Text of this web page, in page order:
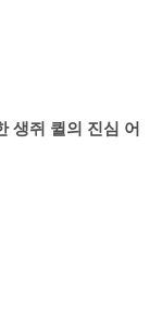
생쥐 퀼의 진심 어